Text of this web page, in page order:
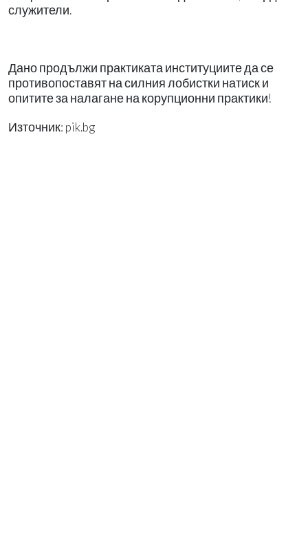
служители.
Дано продължи практиката институциите да се
противопоставят на силния лобистки натиск и
опитите за налагане на корупционни практики!
Източник: pik.bg